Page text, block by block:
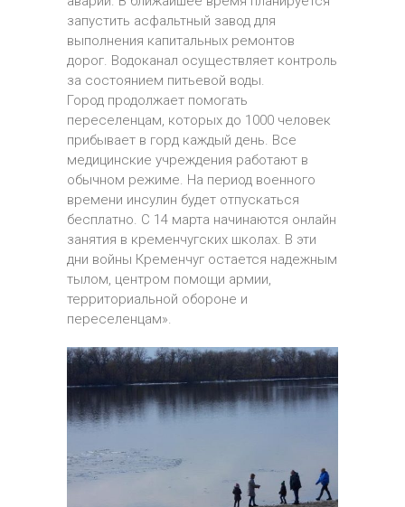
запустить асфальтный завод для
выполнения капитальных ремонтов
дорог. Водоканал осуществляет контроль
за состоянием питьевой воды.
Город продолжает помогать
переселенцам, которых до 1000 человек
прибывает в горд каждый день. Все
медицинские учреждения работают в
обычном режиме. На период военного
времени инсулин будет отпускаться
бесплатно. С 14 марта начинаются онлайн
занятия в кременчугских школах. В эти
дни войны Кременчуг остается надежным
тылом, центром помощи армии,
территориальной обороне и
переселенцам».